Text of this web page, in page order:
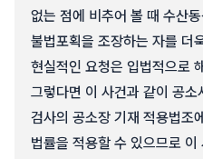
없는 점에 비추어 볼 때 수산
불법포획을 조장하는 자를 더
현실적인 요청은 입법적으로
그렇다면 이 사건과 같이 공
검사의 공소장 기재 적용법조
법률을 적용할 수 있으므로